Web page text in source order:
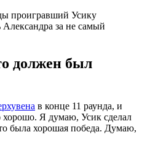
проигравший Усику
Александра за не самый
должен был
в конце 11 раунда, и
хорошо. Я думаю, Усик сделал
была хорошая победа. Думаю,